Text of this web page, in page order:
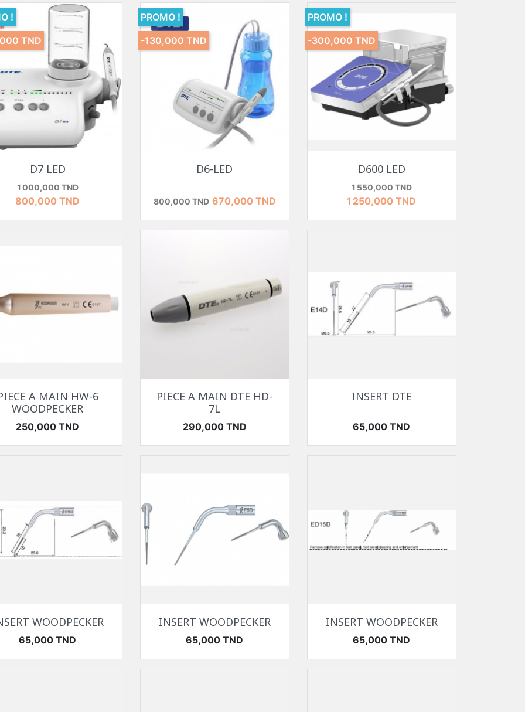
Aperçu rapide
D7 LED
Prix de base
1 000,000 TNDPrix
800,000 TND
!
TND
Aperçu rapide
D6-LED
Prix de base
800,000 TND Prix
670,000 TND
PROMO !
-130,000 TND
Aperçu rapide
D600 LED
Prix de base
1 550,000 TNDPrix
1 250,000 TND
PROMO !
-300,000 TND
Aperçu rapide
A MAIN HW-6
WOODPECKER
Prix
250,000 TND
Aperçu rapide
PIECE A MAIN DTE HD-
7L
Prix
290,000 TND
Aperçu rapide
INSERT DTE
Prix
65,000 TND
Aperçu rapide
WOODPECKER
Prix
65,000 TND
Aperçu rapide
INSERT WOODPECKER
Prix
65,000 TND
Aperçu rapide
INSERT WOODPECKER
Prix
65,000 TND